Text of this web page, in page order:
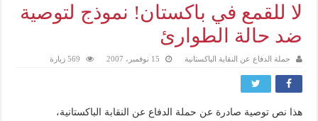
لا للقمع في باكستان! نموذج لتوصية
ضد حالة الطوارئ
حملة الدفاع عن النقابة الباكستانية 15 نوفمبر، 2007 569 زيارة
هذا نص توصية صادرة عن حملة الدفاع عن النقابة الباكستانية،